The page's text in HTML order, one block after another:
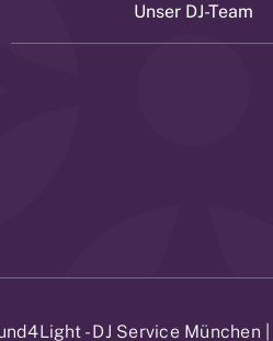
Unser DJ-Team
- DJ Service München |